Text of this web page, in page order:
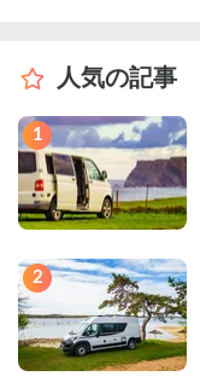
人気の記事
1
2